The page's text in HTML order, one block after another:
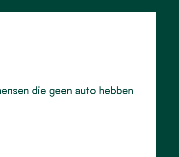
die geen auto hebben